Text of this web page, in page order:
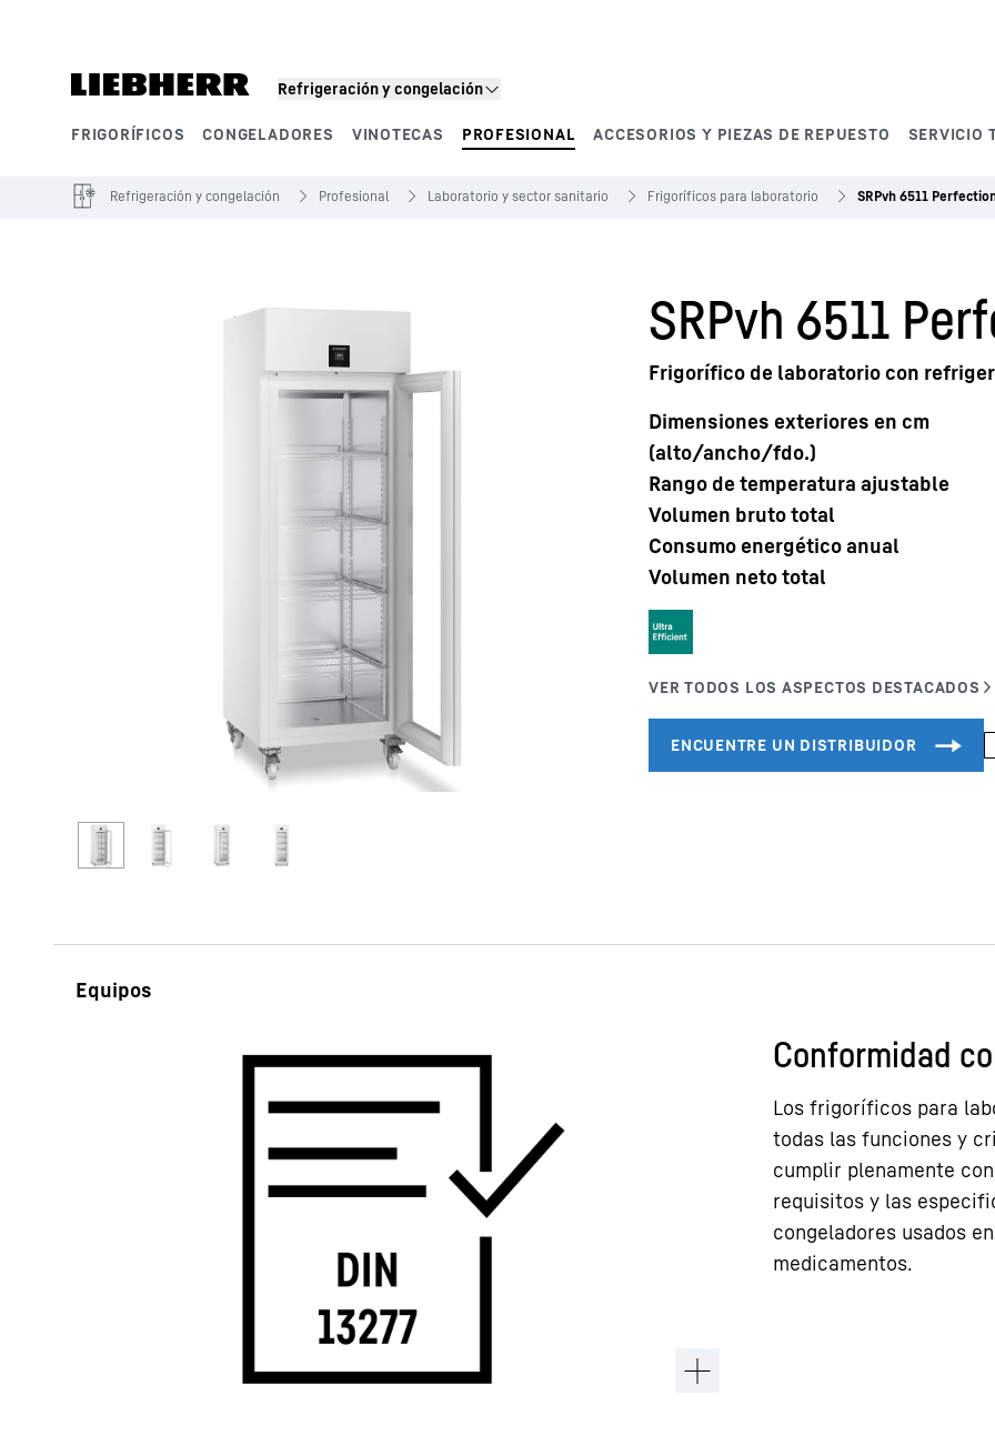
Refrigeración y congelación
FRIGORÍFICOS CONGELADORES VINOTECAS PROFESIONAL ACCESORIOS Y PIEZAS DE REPUESTO SERVICIO
Más información acerca de la sociedad Carreras en Liebherr
Refrigeración y congelación Profesional Laboratorio y sector sanitario Frigoríficos para laboratorio SRPvh 6511
SRPvh 6511
Frigorífico de laboratorio con
Dimensiones exteriores en cm
(alto/ancho/fdo.)
Rango de temperatura ajustable
Volumen bruto total
Consumo energético anual
Volumen neto total
Conformidad
Los frigoríficos para
todas las funciones y
cumplir plenamente con
requisitos y las
congeladores usados
medicamentos.